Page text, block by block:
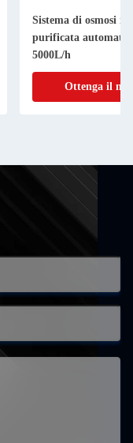
Sistema di osmosi
purificata
5000L/h
Ottenga il